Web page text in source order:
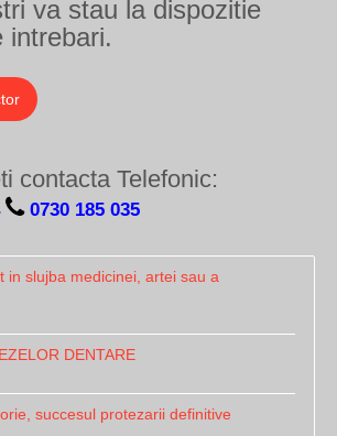
va stau la dispozitie
intrebari.
contacta Telefonic:
0730 185 035
in slujba medicinei, artei sau a
DENTARE
succesul protezarii definitive